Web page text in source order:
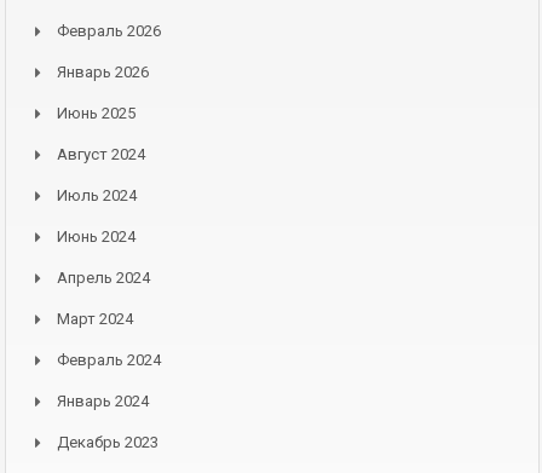
Февраль 2026
Январь 2026
Июнь 2025
Август 2024
Июль 2024
Июнь 2024
Апрель 2024
Март 2024
Февраль 2024
Январь 2024
Декабрь 2023